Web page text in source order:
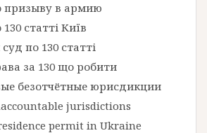
призыву в армию
статті Київ
по 130 статті
за 130 що робити
безотчётные юрисдикции
jurisdictions
permit in Ukraine